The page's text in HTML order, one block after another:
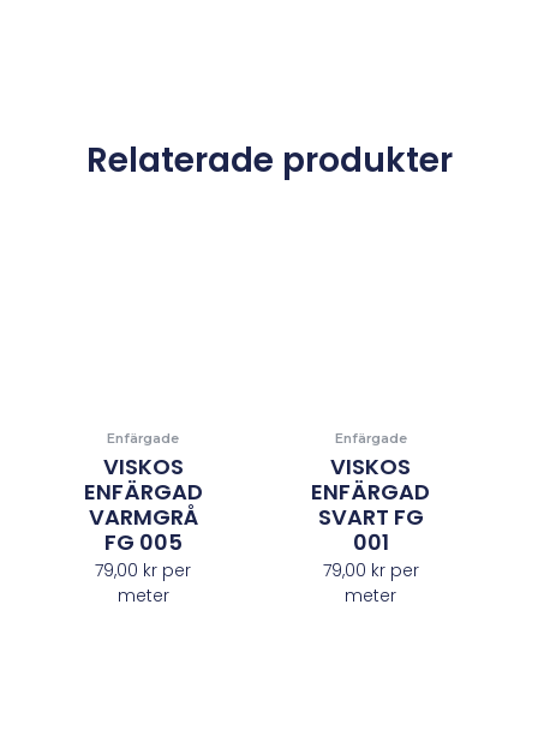
Relaterade produkter
Enfärgade
VISKOS
ENFÄRGAD
VARMGRÅ
FG 005
79,00 kr per
meter
Enfärgade
VISKOS
ENFÄRGAD
SVART FG
001
79,00 krper
meter